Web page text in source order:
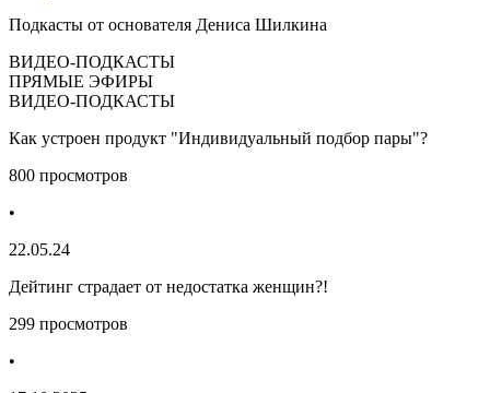
Подкасты от основателя Дениса Шилкина
ВИДЕО-ПОДКАСТЫ
ПРЯМЫЕ ЭФИРЫ
ВИДЕО-ПОДКАСТЫ
Как устроен продукт "Индивидуальный подбор пары"?
800 просмотров
•
22.05.24
Дейтинг страдает от недостатка женщин?!
299 просмотров
•